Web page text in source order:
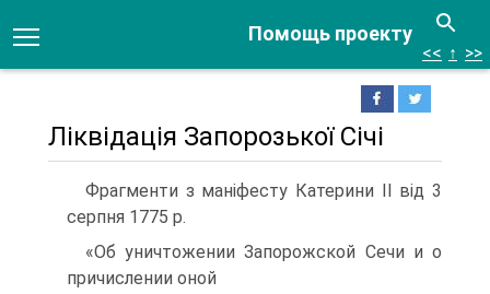
Помощь проекту
<< ↑ >>
Ліквідація Запорозької Січі
Фрагменти з маніфесту Катерини II від 3
серпня 1775 р.
«Об уничтожении Запорожской Сечи и о
причислении оной